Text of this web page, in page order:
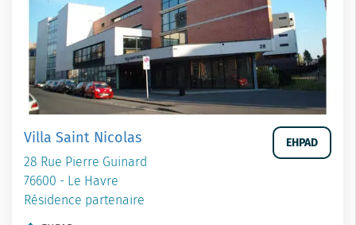
Villa Saint Nicolas
28 Rue Pierre Guinard
76600 - Le Havre
Résidence partenaire
EHPAD